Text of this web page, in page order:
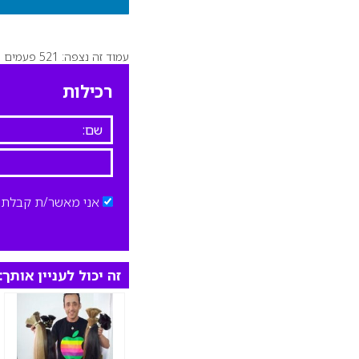
עמוד זה נצפה: 521 פעמים
רכילות
אני מאשר/ת קבלת
זה יכול לעניין אותך: